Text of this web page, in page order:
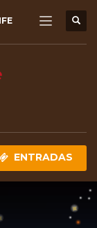
ENTRADAS